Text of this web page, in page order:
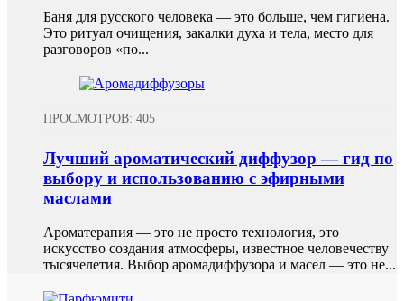
Баня для русского человека — это больше, чем гигиена.
Это ритуал очищения, закалки духа и тела, место для
разговоров «по...
ПРОСМОТРОВ: 405
Лучший ароматический диффузор — гид по
выбору и использованию с эфирными
маслами
Ароматерапия — это не просто технология, это
искусство создания атмосферы, известное человечеству
тысячелетия. Выбор аромадиффузора и масел — это не...